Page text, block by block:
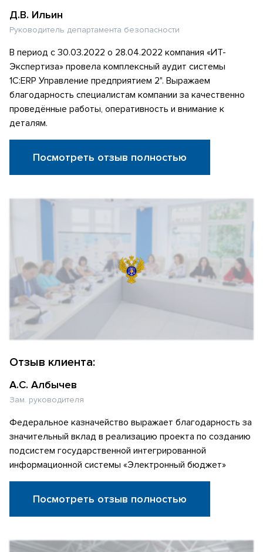
Д.В. Ильин
Руководитель департамента безопасности
В период с 30.03.2022 о 28.04.2022 компания «ИТ-
Экспертиза» провела комплексный аудит системы
1С:ERP Управление предприятием 2". Выражаем
благодарность специалистам компании за качественно
проведённые работы, оперативность и внимание к
деталям.
Посмотреть отзыв полностью
Отзыв клиента:
А.С. Албычев
Зам. руководителя
Федеральное казначейство выражает благодарность за
значительный вклад в реализацию проекта по созданию
подсистем государственной интегрированной
информационной системы «Электронный бюджет»
Посмотреть отзыв полностью